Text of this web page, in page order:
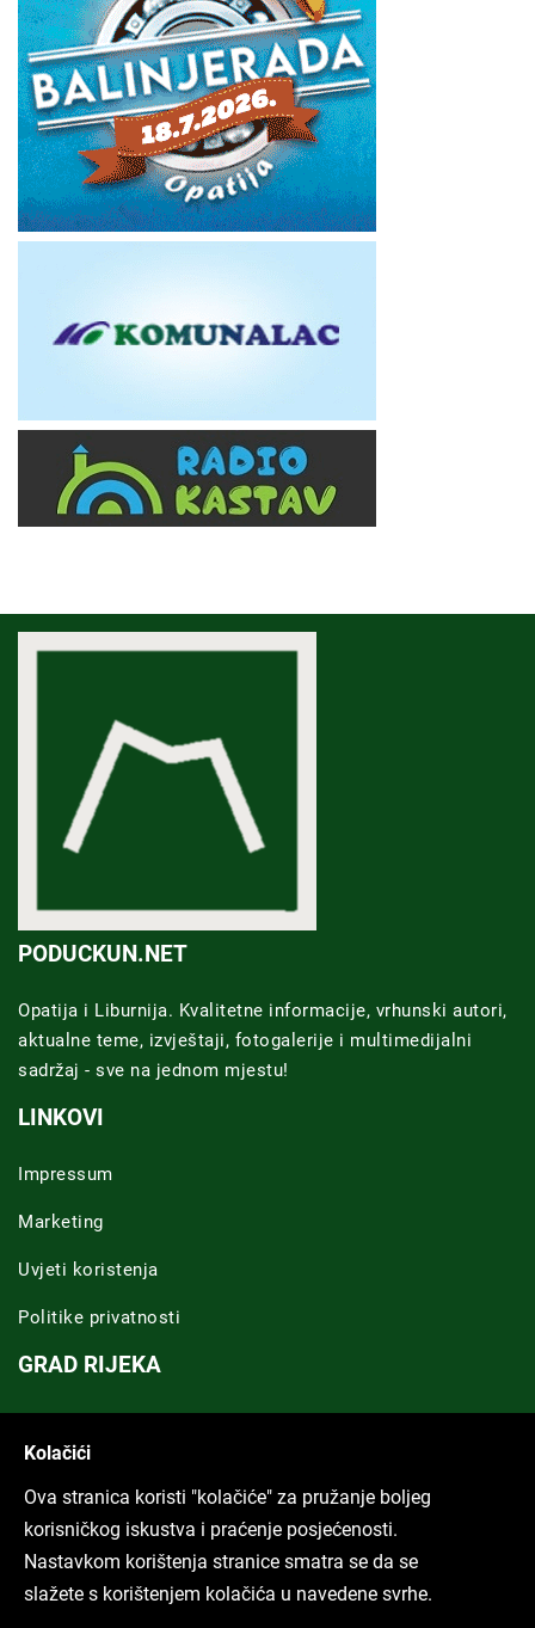
PODUCKUN.NET
Opatija i Liburnija. Kvalitetne informacije, vrhunski autori,
aktualne teme, izvještaji, fotogalerije i multimedijalni
sadržaj - sve na jednom mjestu!
LINKOVI
Impressum
Marketing
Uvjeti koristenja
Politike privatnosti
GRAD RIJEKA
ARHIVA TEKSTOVA
Svi tekstovi
Kolačići
Ova stranica koristi "kolačiće" za pružanje boljeg
korisničkog iskustva i praćenje posjećenosti.
Nastavkom korištenja stranice smatra se da se
slažete s korištenjem kolačića u navedene svrhe.